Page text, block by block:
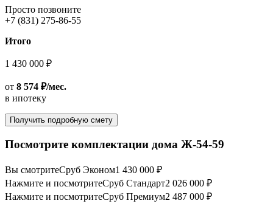
Просто позвоните
+7 (831) 275-86-55
Итого
1 430 000 ₽
от 8 574 ₽/мес.
в ипотеку
Получить подробную смету
Посмотрите комплектации дома Ж-54-59
Вы смотритеСруб Эконом1 430 000 ₽
Нажмите и посмотритеСруб Стандарт2 026 000 ₽
Нажмите и посмотритеСруб Премиум2 487 000 ₽